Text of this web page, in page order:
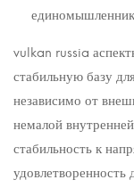
vulkan russia
стабильную базу
независимо от
немалой
стабильность к
удовлетворенность